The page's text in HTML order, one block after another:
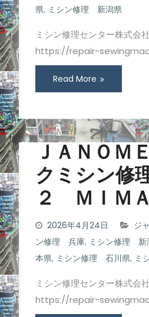
県, ミシン修理 新潟県
ミシン修理センター株式
https://repair-
Read More
ＪＡＮＯＭ
クミシン修
２ ＭＩＭＡ
2026年4月24日 ジ
ン修理 兵庫, ミシン修理 新
本県, ミシン修理 石川県, ミ
ミシン修理センター株式
https://repair-